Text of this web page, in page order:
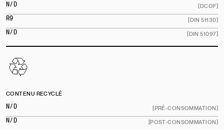
N/D
[DCOF]
R9
[DIN 51130]
N/D
[DIN 51097]
CONTENU RECYCLÉ
N/D
[PRÉ-CONSOMMATION]
N/D
[POST-CONSOMMATION]